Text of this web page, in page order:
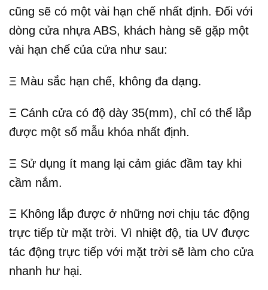
cũng sẽ có một vài hạn chế nhất định. Đối với
dòng cửa nhựa ABS, khách hàng sẽ gặp một
vài hạn chế của cửa như sau:
Ξ Màu sắc hạn chế, không đa dạng.
Ξ Cánh cửa có độ dày 35(mm), chỉ có thể lắp
được một số mẫu khóa nhất định.
Ξ Sử dụng ít mang lại cảm giác đầm tay khi
cầm nắm.
Ξ Không lắp được ở những nơi chịu tác động
trực tiếp từ mặt trời. Vì nhiệt độ, tia UV được
tác động trực tiếp với mặt trời sẽ làm cho cửa
nhanh hư hại.